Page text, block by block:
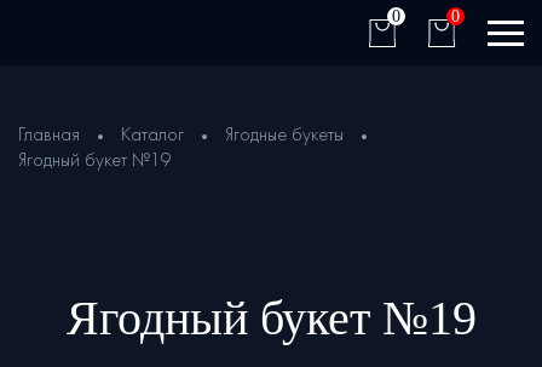
0 0
Главная Каталог
Ягодные букеты
Ягодный букет №19
Ягодный букет №19